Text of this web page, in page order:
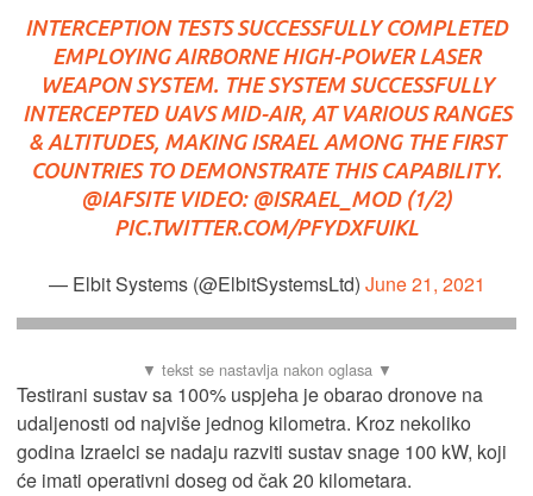
INTERCEPTION TESTS SUCCESSFULLY COMPLETED
EMPLOYING AIRBORNE HIGH-POWER LASER
WEAPON SYSTEM. THE SYSTEM SUCCESSFULLY
INTERCEPTED UAVS MID-AIR, AT VARIOUS RANGES
& ALTITUDES, MAKING ISRAEL AMONG THE FIRST
COUNTRIES TO DEMONSTRATE THIS CAPABILITY.
@IAFSITEVIDEO: @ISRAEL_MOD(1/2)
PIC.TWITTER.COM/PFYDXFUIKL
— Elbit Systems (@ElbitSystemsLtd) June 21, 2021
Testirani sustav sa 100% uspjeha je obarao dronove na
udaljenosti od najviše jednog kilometra. Kroz nekoliko
godina Izraelci se nadaju razviti sustav snage 100 kW, koji
će imati operativni doseg od čak 20 kilometara.